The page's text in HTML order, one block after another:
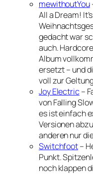
mewithoutYou
All a Dream!
gedacht war
auch.
Album
ersetzt – und
voll zur
Joy Electric –
von Falling
es ist einfach
Versionen
anderen nur
Switchfoot–
Punkt.
noch klappen